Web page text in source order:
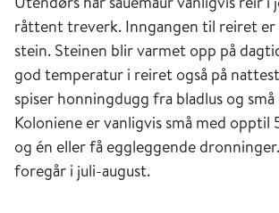
råttent treverk. Inngangen til reiret
stein. Steinen blir varmet opp på
god temperatur i reiret også på
spiser honningdugg fra bladlus og
Koloniene er vanligvis små med
og én eller få eggleggende
foregår i juli-august.